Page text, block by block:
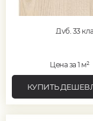
Дуб, 33
Цена за 1 м²
КУПИТЬ